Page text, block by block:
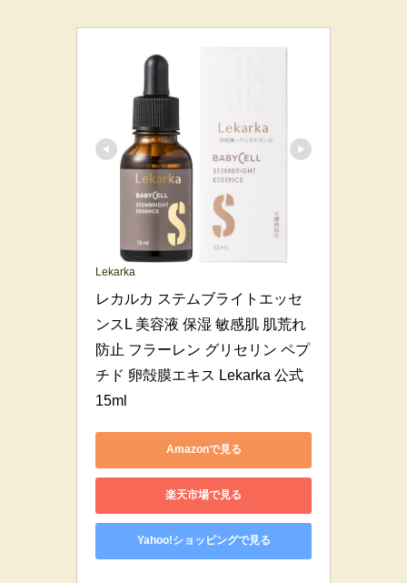
Lekarka
レカルカ ステムブライトエッセ
ンスL 美容液 保湿 敏感肌 肌荒れ
防止 フラーレン グリセリン ペプ
チド 卵殻膜エキス Lekarka 公式
15ml
Amazonで見る
楽天市場で見る
Yahoo!ショッピングで見る